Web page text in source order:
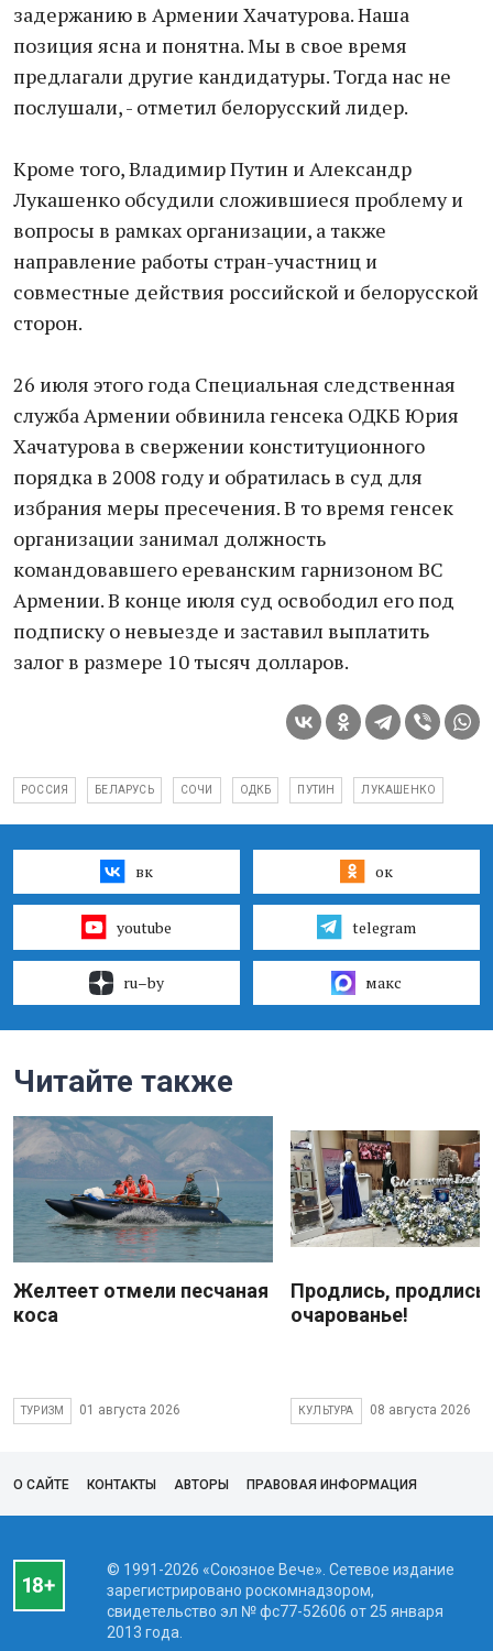
задержанию в Армении Хачатурова. Наша
позиция ясна и понятна. Мы в свое время
предлагали другие кандидатуры. Тогда нас не
послушали, - отметил белорусский лидер.
Кроме того, Владимир Путин и Александр
Лукашенко обсудили сложившиеся проблему и
вопросы в рамках организации, а также
направление работы стран-участниц и
совместные действия российской и белорусской
сторон.
26 июля этого года Специальная следственная
служба Армении обвинила генсека ОДКБ Юрия
Хачатурова в свержении конституционного
порядка в 2008 году и обратилась в суд для
избрания меры пресечения. В то время генсек
организации занимал должность
командовавшего ереванским гарнизоном ВС
Армении. В конце июля суд освободил его под
подписку о невыезде и заставил выплатить
залог в размере 10 тысяч долларов.
РОССИЯ БЕЛАРУСЬ СОЧИ ОДКБ ПУТИН ЛУКАШЕНКО
вк ок
youtube telegram
ru–by макс
Читайте также
Желтеет отмели песчаная
коса
ТУРИЗМ 01 августа 2026
Продлись, продлись
очарованье!
КУЛЬТУРА 08 августа 2026
О САЙТЕ КОНТАКТЫ АВТОРЫ ПРАВОВАЯ ИНФОРМАЦИЯ
© 1991-2026 «Союзное Вече». Сетевое издание
зарегистрировано роскомнадзором,
свидетельство эл № фc77-52606 от 25 января
2013 года.